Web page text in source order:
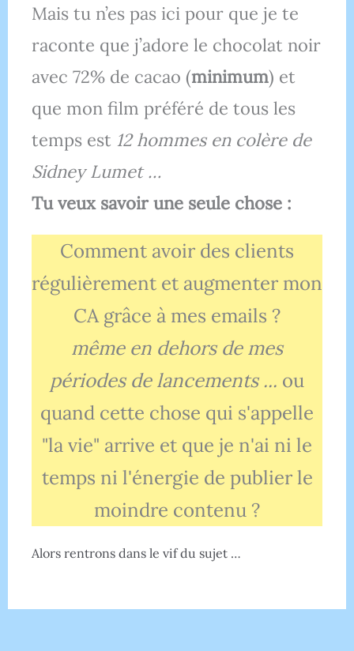
Mais tu n’es pas ici pour que je te
raconte que j’adore le chocolat noir
avec 72% de cacao (minimum) et
que mon film préféré de tous les
temps est 12 hommes en colère de
Sidney Lumet …
Tu veux savoir une seule chose :
Comment avoir des clients
régulièrement et augmenter mon
CA grâce à mes emails ?
même en dehors de mes
périodes de lancements ... ou
quand cette chose qui s'appelle
"la vie" arrive et que je n'ai ni le
temps ni l'énergie de publier le
moindre contenu ?
Alors rentrons dans le vif du sujet …